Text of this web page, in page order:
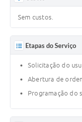
Sem custos.
Etapas do Serviço
Solicitação do
Abertura de
Programação do